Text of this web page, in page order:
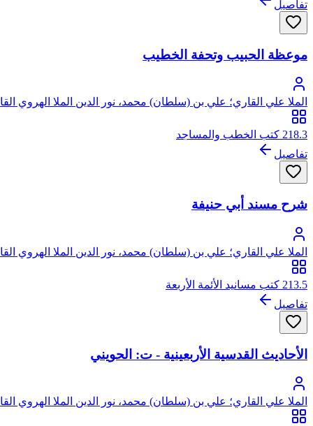
تفاصيل
موعظة الحبيب وتحفة الخطيب
الملا علي القاري؛ علي بن (سلطان) محمد، نور الدين الملا الهروي
218.3 كتب الخطب والمساجد
تفاصيل
شرح مسند أبي حنيفة
الملا علي القاري؛ علي بن (سلطان) محمد، نور الدين الملا الهروي
213.5 كتب مسانيد الأئمة الأربعة
تفاصيل
الأحاديث القدسية الأربعينية - ت: الحويني
الملا علي القاري؛ علي بن (سلطان) محمد، نور الدين الملا الهروي